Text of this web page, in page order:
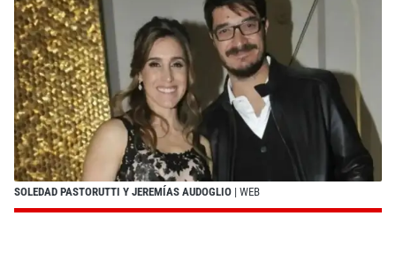
SOLEDAD PASTORUTTI Y JEREMÍAS AUDOGLIO | WEB